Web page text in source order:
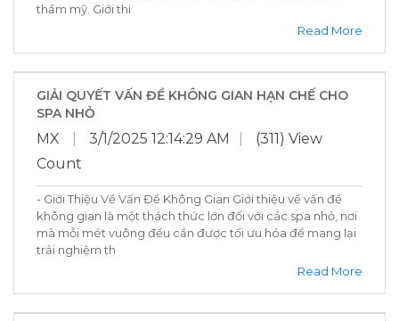
thẩm mỹ. Giới thi
Read More
GIẢI QUYẾT VẤN ĐỀ KHÔNG GIAN HẠN CHẾ CHO
SPA NHỎ
MX 3/1/2025 12:14:29 AM
(311) View
Count
- Giới Thiệu Về Vấn Đề Không Gian Giới thiệu về vấn đề
không gian là một thách thức lớn đối với các spa nhỏ, nơi
mà mỗi mét vuông đều cần được tối ưu hóa để mang lại
trải nghiệm th
Read More